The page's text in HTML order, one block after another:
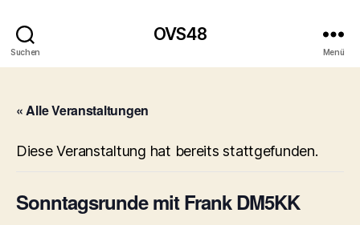
Suchen
OVS48
Menü
« Alle Veranstaltungen
Diese Veranstaltung hat bereits stattgefunden.
Sonntagsrunde mit Frank DM5KK